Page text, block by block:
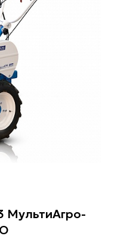
МультиАгро-